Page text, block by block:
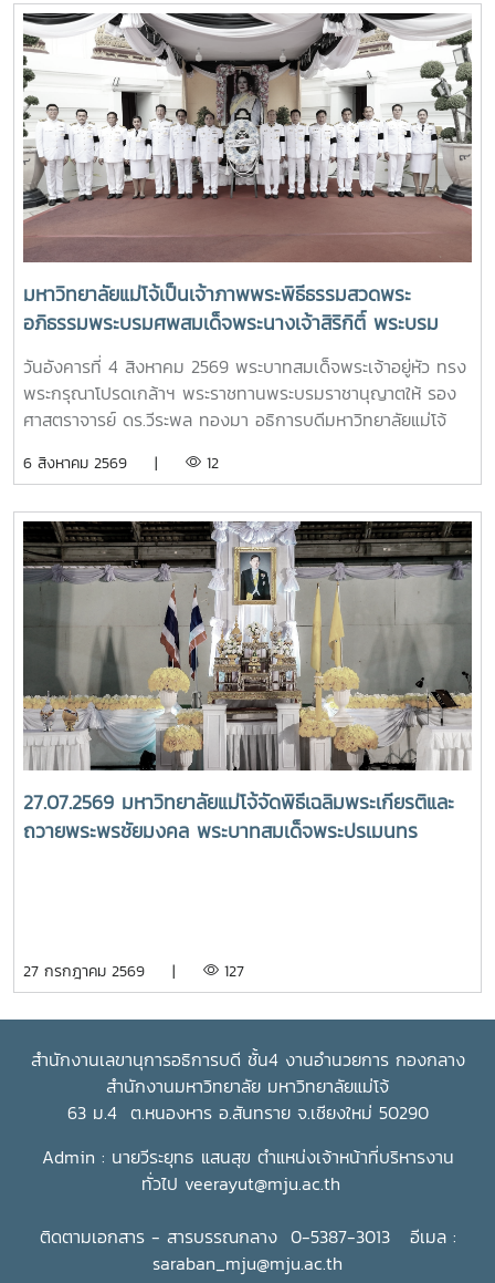
ผู้นำเครือข่ายอุดมศึกษา การนำเสนอกรณีศึกษาการประยุกต์ใช้
AI และนวัตกรรมจากภาคเอกชน รวมถึงกิจกรรม Forum-to-
Action เพื่อร่วมกำหนดข้อเสนอเชิงนโยบายและแผนปฏิบัติการใน
การขับเคลื่อนมหาวิทยาลัยไทยในอนาคตการเข้าร่วมประชุมในครั้ง
นี้มหาวิทยาลัยแม่โจ้ติดตามทิศทางการเปลี่ยนแปลงของการ
อุดมศึกษาไทย พร้อมแลกเปลี่ยนองค์ความรู้และสร้างความร่วม
มือกับเครือข่ายสถาบันอุดมศึกษาทั่วประเทศ เพื่อร่วมกันพัฒนา
มหาวิทยาลัยไทยให้ก้าวทันการเปลี่ยนแปลงของโลกยุคดิจิทัล และ
ยกระดับศักยภาพด้านการศึกษา วิจัย และนวัตกรรมอย่างยั่งยืน
ตลอดจนเป็นการเสริมสร้างขวัญและกำลังใจให้กับนักศึกษาคณะ
สถาปัตยกรรมศาสตร์และการออกแบบสิ่งแวดล้อมทั้งนี้ได้รับ
เกียรติจาก รองศาสตราจารย์ ดร.เกรียงศักดิ์ ศรีเงินยวง รอง
อธิการบดี เป็นประธานในพิธี และกล่าวรายงานความเป็นมาและ
ความสำคัญของพิธีครอบครูกิ๋นอ้อ โดย อาจารย์ ดร.โชคอนันต์
วาณิชย์เลิศธนาสาร คณบดีคณะสถาปัตยกรรมฯ และทำพิธีครอบ
ครูกิ๋นอ้อแบบล้านนา รวมทั้งได้มอบเหรียญรางวัลเรียนดี เกียรติ
บัตรแก่นักศึกษาที่สร้างชื่อเสียงแก่คณะและมหาวิทยาลัย
มหาวิทยาลัยแม่โจ้เป็นเจ้าภาพพระพิธีธรรมสวดพระ
อภิธรรมพระบรมศพสมเด็จพระนางเจ้าสิริกิติ์ พระบรม
ราชินีนาถ พระบรมราชชนนีพันปีหลวง พร้อมเข้ากราบ
ถวายบังคมพระศพ สมเด็จพระเจ้าลูกเธอ เจ้าฟ้าพัชรกิติยา
ภา นเรนทิราเทพยวดี กรมหลวงราชสาริณีสิริพัชร มหา
วันอังคารที่ 4 สิงหาคม 2569 พระบาทสมเด็จพระเจ้าอยู่หัว ทรง
พระกรุณาโปรดเกล้าฯ พระราชทานพระบรมราชานุญาตให้ รอง
ศาสตราจารย์ ดร.วีระพล ทองมา อธิการบดีมหาวิทยาลัยแม่โจ้
บุคลากร รวมจำนวน 25 คน เป็นเจ้าภาพพระพิธีธรรมสวดพระ
พระบรมราชชนนีพันปีหลวง ณ พระที่นั่งดุสิตมหาปราสาท
พระบรมมหาราชวัง และเข้ากราบถวายบังคมพระศพสมเด็จ
พระเจ้าลูกเธอ เจ้าฟ้าพัชรกิติยาภา นเรนทิราเทพยวดี กรมหลวง
ราชสาริณีสิริพัชร มหาวัชรราชธิดา ณ พระที่นั่งพิมานรัตยา
พระบรมมหาราชวังการเข้าร่วมพิธีในครั้งนี้ นับเป็นพระ
มหากรุณาธิคุณล้นเกล้าล้นกระหม่อมแก่คณะผู้บริหาร
มหาวิทยาลัย สมาคมศิษย์เก่า และบุคลากร มหาวิทยาลัยแม่โจ้ที่ได้
ร่วมแสดงความจงรักภักดี ถวายความอาลัยและน้อมรำลึกในพระ
มหากรุณาธิคุณอย่างหาที่สุดมิได้
6 สิงหาคม 2569 | 12
27.07.2569 มหาวิทยาลัยแม่โจ้จัดพิธีเฉลิมพระเกียรติและ
ถวายพระพรชัยมงคล พระบาทสมเด็จพระปรเมนทร
27 กรกฎาคม 2569 | 127
สำนักงานเลขานุการอธิการบดี ชั้น4 งานอำนวยการ กองกลาง
สำนักงานมหาวิทยาลัย มหาวิทยาลัยแม่โจ้
63 ม.4 ต.หนองหาร อ.สันทราย จ.เชียงใหม่ 50290
Admin : นายวีระยุทธ แสนสุข ตำแหน่งเจ้าหน้าที่บริหารงาน
ทั่วไป veerayut@mju.ac.th
ติดตามเอกสาร - สารบรรณกลาง 0-5387-3013 อีเมล :
saraban_mju@mju.ac.th